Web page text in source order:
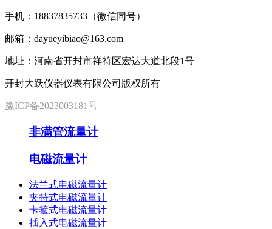
手机： 18837835733（微信同号）
邮箱：dayueyibiao@163.com
地址：河南省开封市祥符区宏达大道北段1号
开封大跃仪器仪表有限公司版权所有
豫ICP备2023003181号
非满管流量计
电磁流量计
法兰式电磁流量计
夹持式电磁流量计
卡箍式电磁流量计
插入式电磁流量计